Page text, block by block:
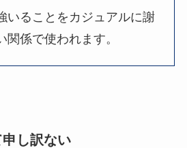
いることをカジュアルに謝
関係で使われます。
し訳ない